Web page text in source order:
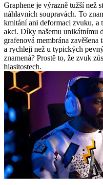
Graphene je výrazně tužší než
náhlavních soupravách. To
kmitání ani deformaci zvuku, a
akci. Díky našemu unikátnímu
grafenová membrána
a rychleji než u typických
znamená? Prostě to, že zvuk
hlasitostech.